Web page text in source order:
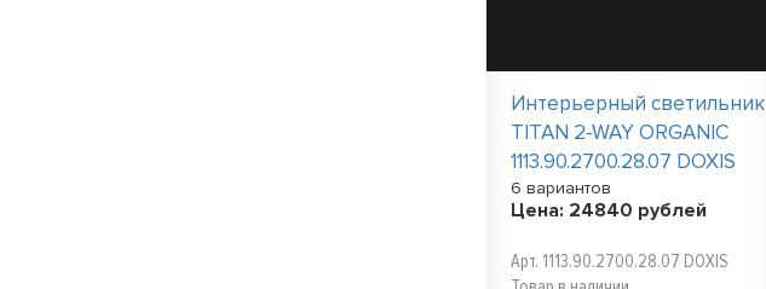
Интерьерный светильник
TITAN 2-WAY ORGANIC
1113.90.2700.28.07 DOXIS
6 вариантов
Цена: 24840 рублей
Арт. 1113.90.2700.28.07 DOXIS